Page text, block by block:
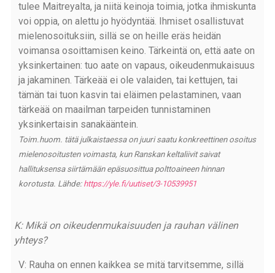
tulee Maitreyalta, ja niitä keinoja toimia, jotka ihmiskunta
voi oppia, on alettu jo hyödyntää. Ihmiset osallistuvat
mielenosoituksiin, sillä se on heille eräs heidän
voimansa osoittamisen keino. Tärkeintä on, että aate on
yksinkertainen: tuo aate on vapaus, oikeudenmukaisuus
ja jakaminen. Tärkeää ei ole valaiden, tai kettujen, tai
tämän tai tuon kasvin tai eläimen pelastaminen, vaan
tärkeää on maailman tarpeiden tunnistaminen
yksinkertaisin sanakääntein.
Toim.huom. tätä julkaistaessa on juuri saatu konkreettinen osoitus
mielenosoitusten voimasta, kun Ranskan keltaliivit saivat
hallituksensa siirtämään epäsuosittua polttoaineen hinnan
korotusta. Lähde: https://yle.fi/uutiset/3-10539951
K: Mikä on oikeudenmukaisuuden ja rauhan välinen
yhteys?
V: Rauha on ennen kaikkea se mitä tarvitsemme, sillä